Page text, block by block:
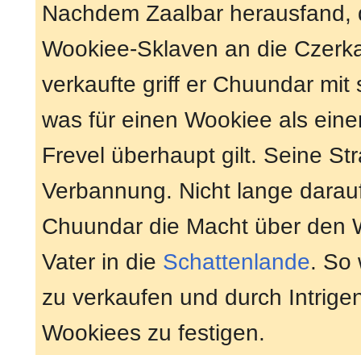
Nachdem Zaalbar herausfand,
Wookiee-Sklaven an die
verkaufte griff er Chuundar mit
was für einen Wookiee als
Frevel überhaupt gilt. Seine
Verbannung. Nicht lange
Chuundar die Macht über den
Vater in die Schattenlande. So
zu verkaufen und durch
Wookiees zu festigen.